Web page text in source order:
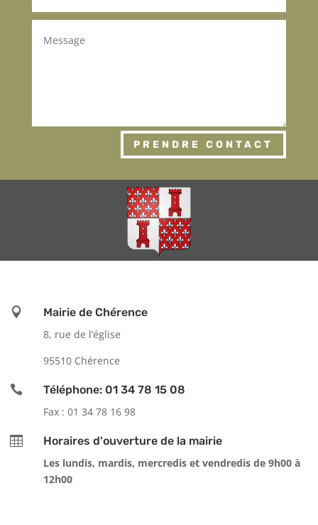
PRENDRE CONTACT

Mairie de Chérence
8, rue de l’église
95510 Chérence

Téléphone: 01 34 78 15 08
Fax : 01 34 78 16 98

Horaires d'ouverture de la mairie
Les lundis, mardis, mercredis et vendredis de 9h00 à
12h00